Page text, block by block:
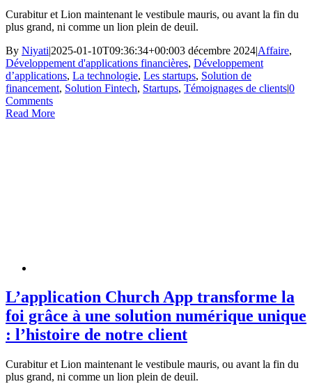
Curabitur et Lion maintenant le vestibule mauris, ou avant la fin du
plus grand, ni comme un lion plein de deuil.
By Niyati|2025-01-10T09:36:34+00:003 décembre 2024|Affaire,
Développement d'applications financières, Développement
d’applications, La technologie, Les startups, Solution de
financement, Solution Fintech, Startups, Témoignages de clients|0
Comments
Read More
L’application Church App transforme la
foi grâce à une solution numérique unique
: l’histoire de notre client
Curabitur et Lion maintenant le vestibule mauris, ou avant la fin du
plus grand, ni comme un lion plein de deuil.